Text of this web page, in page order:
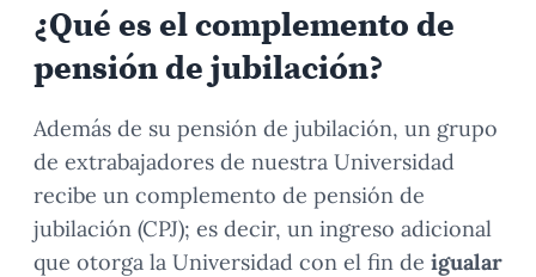
¿Qué es el complemento de
pensión de jubilación?
Además de su pensión de jubilación, un grupo
de extrabajadores de nuestra Universidad
recibe un complemento de pensión de
jubilación (CPJ); es decir, un ingreso adicional
que otorga la Universidad con el fin de igualar